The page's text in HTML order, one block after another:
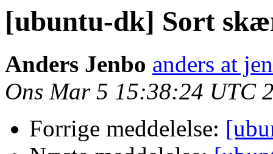
[ubuntu-dk] Sort
Anders Jenbo anders at
Ons Mar 5 15:38:24 UTC
Forrige meddelelse: